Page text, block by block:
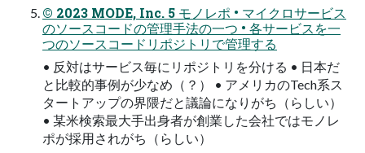
© 2023 MODE, Inc. 5 モノレポ • マイクロサービス
のソースコードの管理手法の一つ • 各サービスを一
つのソースコードリポジトリで管理する
• 反対はサービス毎にリポジトリを分ける • 日本だ
と比較的事例が少なめ（？） • アメリカのTech系ス
タートアップの界隈だと議論になりがち（らしい）
• 某米検索最大手出身者が創業した会社ではモノレ
ポが採用されがち（らしい）